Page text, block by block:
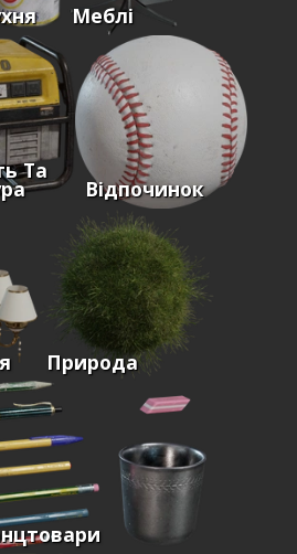
Меблі
Та
Відпочинок
Природа